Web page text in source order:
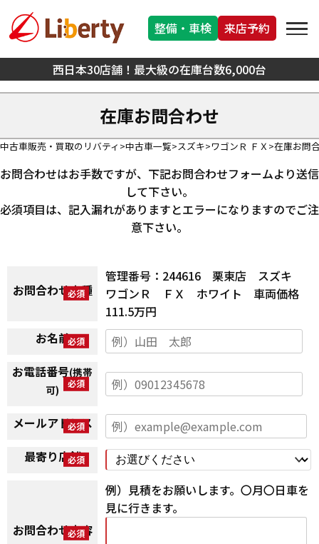
西日本30店舗！最大級の在庫台数6,000台
整備・車検 来店予約
在庫お問合わせ
中古車販売・買取のリバティ 中古車一覧 スズキ ワゴンＲ ＦＸ 在庫お問
お問合わせはお手数ですが、下記お問合わせフォームより送信
して下さい。
必須項目は、記入漏れがありますとエラーになりますのでご注
意下さい。
お問合わせ車種
管理番号：244616 栗東店 スズキ
ワゴンＲ ＦＸ ホワイト 車両価格
111.5万円
お名前
お電話番号(携帯
可)
メールアドレス
最寄り店舗
お問合わせ内容
例）見積をお願いします。〇月〇日車を
見に行きます。